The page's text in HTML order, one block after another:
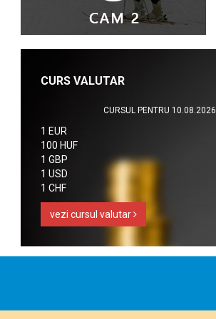
CURS VALUTAR
CURSUL PENTRU 10.08.2026
1 EUR
100 HUF
1 GBP
1 USD
1 CHF
vezi cursul valutar